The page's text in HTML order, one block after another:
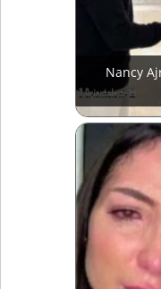
Nancy